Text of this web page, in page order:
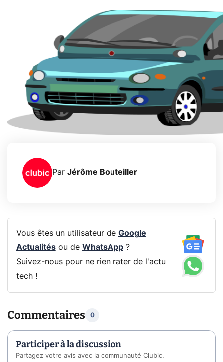
Par Jérôme Bouteiller
Vous êtes un utilisateur de Google
Actualitésou de WhatsApp?
Suivez-nous pour ne rien rater de l'actu
tech !
Commentaires 0
Participer à la discussion
Partagez votre avis avec la communauté Clubic.